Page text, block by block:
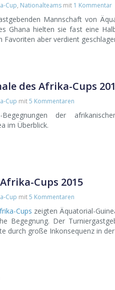
Cup, Nationalteams mit 1 Kommentar
Mannschaft von
Ghana hielten sie fast eine
Favoriten aber verdient
des Afrika-Cups
Cup mit5 Kommentaren
Begegnungen der
im Überblick.
Cups 2015
Cup mit5 Kommentaren
Cups zeigten Äquatorial-
Begegnung. Der
durch große Inkonsequenz in